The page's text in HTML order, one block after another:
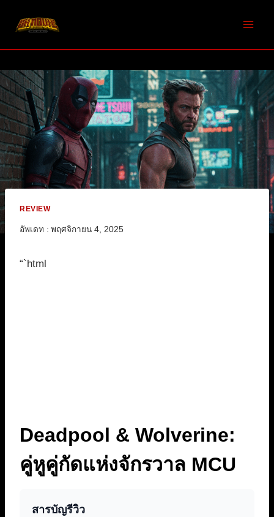
REVIEW
อัพเดท : พฤศจิกายน 4, 2025
“`html
Deadpool & Wolverine:
คู่หูคู่กัดแห่งจักรวาล MCU
สารบัญรีวิว